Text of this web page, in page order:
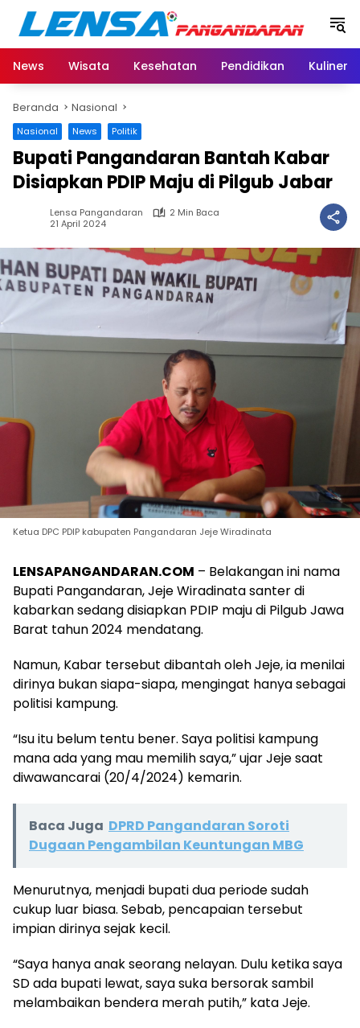
Langsung
konten
News
Wisata Kesehatan Pendidikan Kuliner
Beranda Nasional
Nasional News Politik
Bupati Pangandaran Bantah Kabar
Disiapkan PDIP Maju di Pilgub Jabar
Lensa Pangandaran
2 Min Baca
21 April 2024
Ketua DPC PDIP kabupaten Pangandaran Jeje Wiradinata
LENSAPANGANDARAN.COM – Belakangan ini nama
Bupati Pangandaran, Jeje Wiradinata santer di
kabarkan sedang disiapkan PDIP maju di Pilgub Jawa
Barat tahun 2024 mendatang.
Namun, Kabar tersebut dibantah oleh Jeje, ia menilai
dirinya bukan siapa-siapa, mengingat hanya sebagai
politisi kampung.
“Isu itu belum tentu bener. Saya politisi kampung
mana ada yang mau memilih saya,” ujar Jeje saat
diwawancarai (20/4/2024) kemarin.
Baca Juga ‎DPRD Pangandaran Soroti
Dugaan Pengambilan Keuntungan MBG
Menurutnya, menjadi bupati dua periode sudah
cukup luar biasa. Sebab, pencapaian tersebut
impian dirinya sejak kecil.
“Saya hanya anak seorang nelayan. Dulu ketika saya
SD ada bupati lewat, saya suka bersorak sambil
melambaikan bendera merah putih,” kata Jeje.